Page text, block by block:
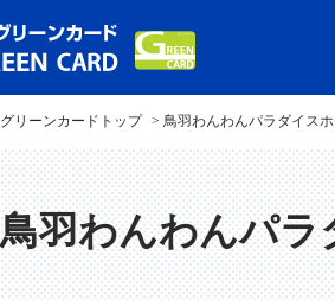
グリーンカードトップ 鳥羽わんわんパラダイス
鳥羽わんわんパラ